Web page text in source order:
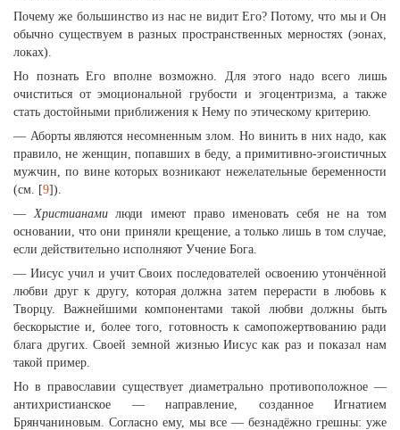
Почему же большинство из нас не видит Его? Потому, что мы и Он
обычно существуем в разных пространственных мерностях (эонах,
локах).
Но познать Его вполне возможно. Для этого надо всего лишь
очиститься от эмоциональной грубости и эгоцентризма, а также
стать достойными приближения к Нему по этическому критерию.
— Аборты являются несомненным злом. Но винить в них надо, как
правило, не женщин, попавших в беду, а примитивно-эгоистичных
мужчин, по вине которых возникают нежелательные беременности
(см. [9]).
—Христианамилюди имеют право именовать себя не на том
основании, что они приняли крещение, а только лишь в том случае,
если действительно исполняют Учение Бога.
— Иисус учил и учит Своих последователей освоению утончённой
любви друг к другу, которая должна затем перерасти в любовь к
Творцу. Важнейшими компонентами такой любви должны быть
бескорыстие и, более того, готовность к самопожертвованию ради
блага других. Своей земной жизнью Иисус как раз и показал нам
такой пример.
Но в православии существует диаметрально противоположное —
антихристианское — направление, созданное Игнатием
Брянчаниновым. Согласно ему, мы все — безнадёжно грешны: уже